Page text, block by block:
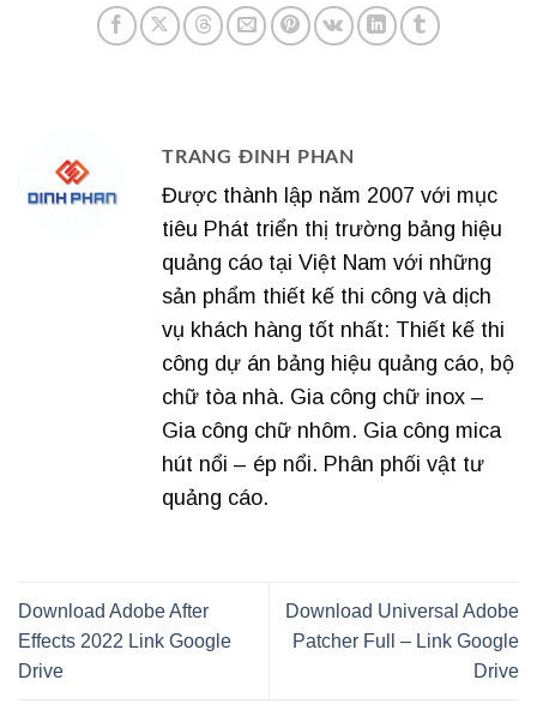
TRANG ĐINH PHAN
Được thành lập năm 2007 với mục
tiêu Phát triển thị trường bảng hiệu
quảng cáo tại Việt Nam với những
sản phẩm thiết kế thi công và dịch
vụ khách hàng tốt nhất: Thiết kế thi
công dự án bảng hiệu quảng cáo, bộ
chữ tòa nhà. Gia công chữ inox –
Gia công chữ nhôm. Gia công mica
hút nổi – ép nổi. Phân phối vật tư
quảng cáo.
Download Adobe After
Effects 2022 Link Google
Drive
Download Universal Adobe
Patcher Full – Link Google
Drive